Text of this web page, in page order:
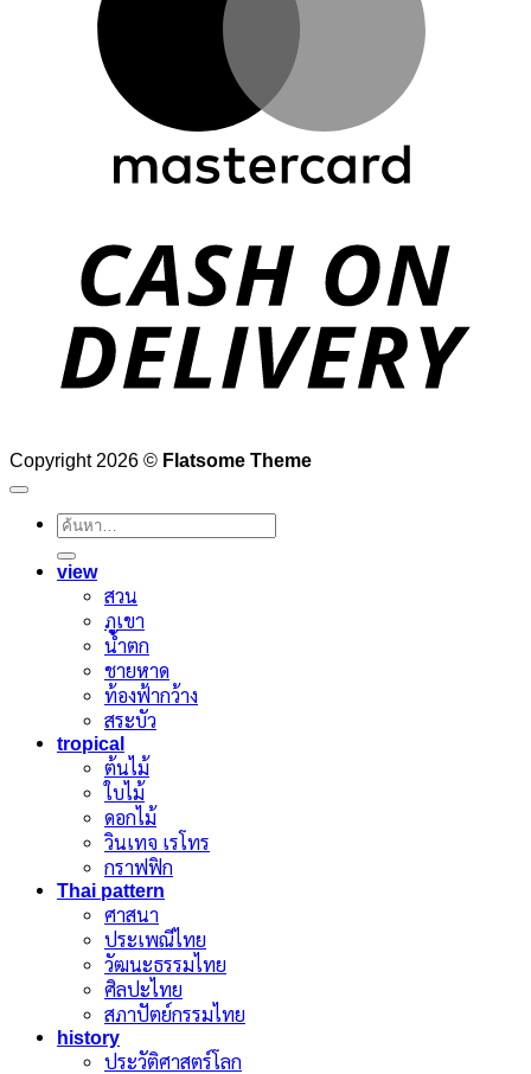
Copyright 2026 © Flatsome Theme
ค้นหา:
view
สวน
ภูเขา
น้ำตก
ชายหาด
ท้องฟ้ากว้าง
สระบัว
tropical
ต้นไม้
ใบไม้
ดอกไม้
วินเทจ เรโทร
กราฟฟิก
Thai pattern
ศาสนา
ประเพณีไทย
วัฒนะธรรมไทย
ศิลปะไทย
สภาปัตย์กรรมไทย
history
ประวัติศาสตร์โลก